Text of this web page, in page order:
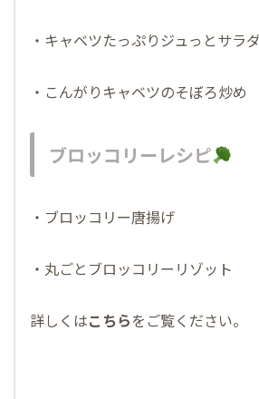
・キャベツたっぷりジュっとサラダ
・こんがりキャベツのそぼろ炒め
ブロッコリーレシピ
・ブロッコリー唐揚げ
・丸ごとブロッコリーリゾット
詳しくはこちらをご覧ください。